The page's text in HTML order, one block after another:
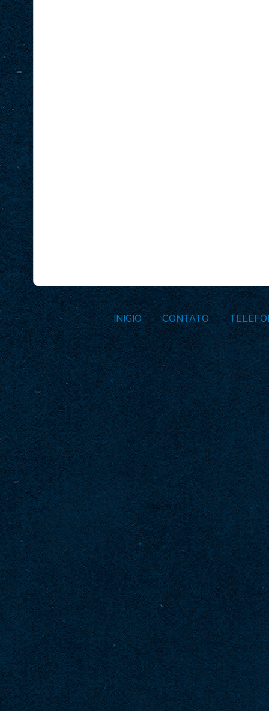
INICIO CONTATO